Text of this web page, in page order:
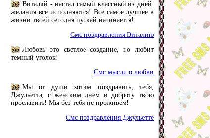
Виталий - настал самый классный из дней:
желания все исполняются! Все самое лучшее в
жизни твоей сегодня пускай начинается!
Смс поздравления Виталию
Любовь это светлое создание, но любит
темный уголок!
Смс мысли о любви
Мы от души хотим поздравить, тебя,
Джульетта, с женским днем и доброту твою
прославить! Мы без тебя не проживем!
Смс поздравления Джульетте